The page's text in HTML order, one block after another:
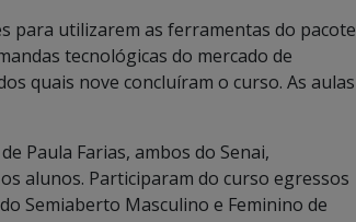
para utilizarem as ferramentas do pacote
tecnológicas do mercado de
quais nove concluíram o curso. As aulas
Paula Farias, ambos do Senai,
alunos. Participaram do curso egressos
Semiaberto Masculino e Feminino de